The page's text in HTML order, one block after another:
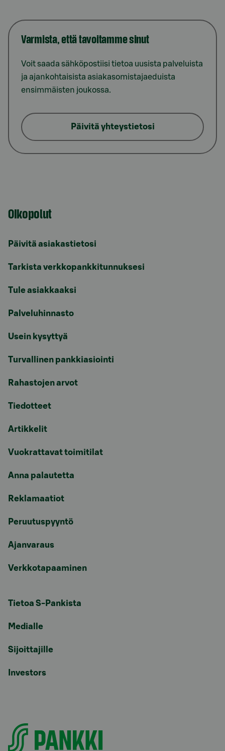
Varmista, että tavoitamme sinut
Voit saada sähköpostiisi tietoa uusista palveluista
ja ajankohtaisista asiakasomistajaeduista
ensimmäisten joukossa.
Päivitä yhteystietosi
Oikopolut
Päivitä asiakastietosi
Tarkista verkkopankkitunnuksesi
Tule asiakkaaksi
Palveluhinnasto
Usein kysyttyä
Turvallinen pankkiasiointi
Rahastojen arvot
Tiedotteet
Artikkelit
Vuokrattavat toimitilat
Anna palautetta
Reklamaatiot
Peruutuspyyntö
Ajanvaraus
Verkkotapaaminen
Tietoa S-Pankista
Medialle
Sijoittajille
Investors